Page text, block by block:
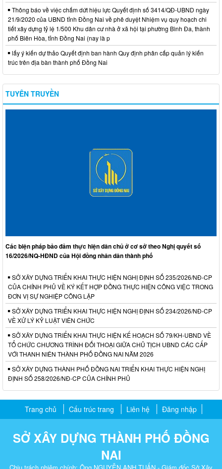
Thông báo về việc chấm dứt hiệu lực Quyết định số 3414/QĐ-UBND ngày
21/9/2020 của UBND tỉnh Đồng Nai về phê duyệt Nhiệm vụ quy hoạch chi
tiết xây dựng tỷ lệ 1/500 Khu dân cư nhà ở xã hội tại phường Bình Đa, thành
phố Biên Hòa, tỉnh Đồng Nai (nay là p
lấy ý kiến dự thảo Quyết định ban hành Quy định phân cấp quản lý kiến
trúc trên địa bàn thành phố Đồng Nai
TUYÊN TRUYỀN
Các biện pháp bảo đảm thực hiện dân chủ ở cơ sở theo Nghị quyết số
16/2026/NQ-HĐND của Hội đồng nhân dân thành phố
SỞ XÂY DỰNG TRIỂN KHAI THỰC HIỆN NGHỊ ĐỊNH SỐ 235/2026/NĐ-CP
CỦA CHÍNH PHỦ VỀ KÝ KẾT HỢP ĐỒNG THỰC HIỆN CÔNG VIỆC TRONG
ĐƠN VỊ SỰ NGHIỆP CÔNG LẬP
SỞ XÂY DỰNG TRIỂN KHAI THỰC HIỆN NGHỊ ĐỊNH SỐ 234/2026/NĐ-CP
VỀ XỬ LÝ KỶ LUẬT VIÊN CHỨC
SỞ XÂY DỰNG TRIỂN KHAI THỰC HIỆN KẾ HOẠCH SỐ 79/KH-UBND VỀ
TỔ CHỨC CHƯƠNG TRÌNH ĐỐI THOẠI GIỮA CHỦ TỊCH UBND CÁC CẤP
VỚI THANH NIÊN THÀNH PHỐ ĐỒNG NAI NĂM 2026
SỞ XÂY DỰNG THÀNH PHỐ ĐỒNG NAI TRIỂN KHAI THỰC HIỆN NGHỊ
ĐỊNH SỐ 258/2026/NĐ-CP CỦA CHÍNH PHỦ
Trang chủ Cấu trúc trang Liên hệ Đăng nhập
SỞ XÂY DỰNG THÀNH PHỐ ĐỒNG
NAI